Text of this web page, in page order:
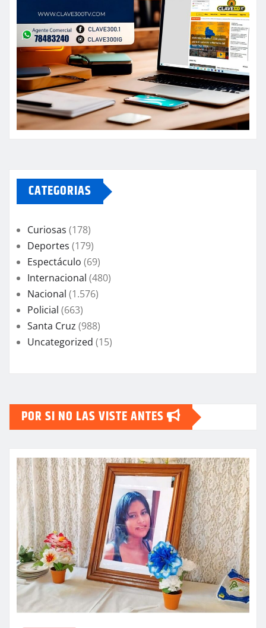
CATEGORIAS
Curiosas (178)
Deportes (179)
Espectáculo (69)
Internacional (480)
Nacional (1.576)
Policial (663)
Santa Cruz (988)
Uncategorized (15)
POR SI NO LAS VISTE ANTES